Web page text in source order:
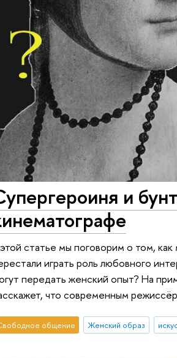
и
статье мы поговорим о том,
играть роль любовного
передать женский опыт? На
что современным
общение Женский образ